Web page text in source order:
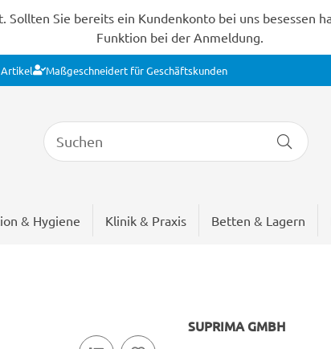
Sie bereits ein Kundenkonto bei uns besessen
Funktion bei der Anmeldung.
Artikel Maßgeschneidert für Geschäftskunden
& Hygiene Klinik & Praxis Betten & Lagern
SUPRIMA GMBH